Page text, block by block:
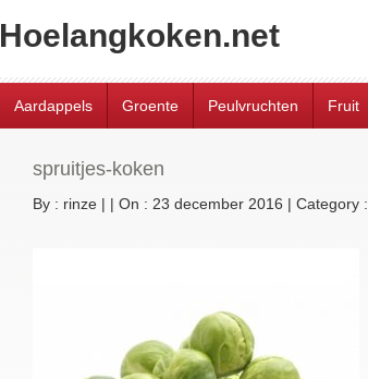
Hoelangkoken.net
Aardappels Groente Peulvruchten Fruit
spruitjes-koken
By : rinze | | On : 23 december 2016 | Category :